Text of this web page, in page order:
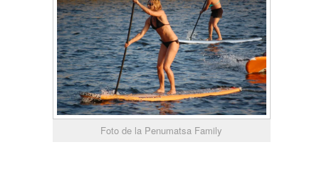
Foto de la Penumatsa Family